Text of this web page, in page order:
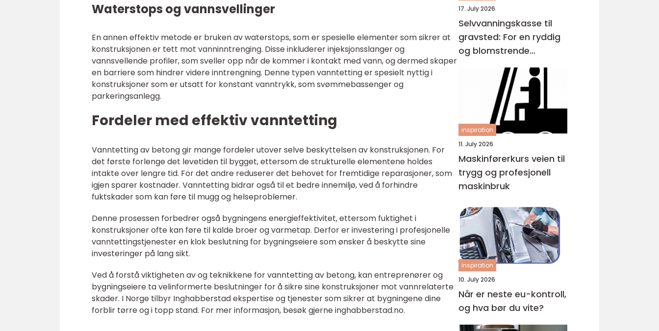
Waterstops og vannsvellinger
En annen effektiv metode er bruken av waterstops, som er spesielle elementer som sikrer at
konstruksjonen er tett mot vanninntrenging. Disse inkluderer injeksjonsslanger og
vannsvellende profiler, som sveller opp når de kommer i kontakt med vann, og dermed skaper
en barriere som hindrer videre inntrengning. Denne typen vanntetting er spesielt nyttig i
konstruksjoner som er utsatt for konstant vanntrykk, som svømmebassenger og
parkeringsanlegg.
Fordeler med effektiv vanntetting
Vanntetting av betong gir mange fordeler utover selve beskyttelsen av konstruksjonen. For
det første forlenge det levetiden til bygget, ettersom de strukturelle elementene holdes
intakte over lengre tid. For det andre reduserer det behovet for fremtidige reparasjoner, som
igjen sparer kostnader. Vanntetting bidrar også til et bedre innemiljø, ved å forhindre
fuktskader som kan føre til mugg og helseproblemer.
Denne prosessen forbedrer også bygningens energieffektivitet, ettersom fuktighet i
konstruksjoner ofte kan føre til kalde broer og varmetap. Derfor er investering i profesjonelle
vanntettingstjenester en klok beslutning for bygningseiere som ønsker å beskytte sine
investeringer på lang sikt.
Ved å forstå viktigheten av og teknikkene for vanntetting av betong, kan entreprenører og
bygningseiere ta velinformerte beslutninger for å sikre sine konstruksjoner mot vannrelaterte
skader. I Norge tilbyr Inghabberstad ekspertise og tjenester som sikrer at bygningene dine
forblir tørre og i topp stand. For mer informasjon, besøk gjerne inghabberstad.no.
17. July 2026
Selvvanningskasse til
gravsted: For en ryddig
og blomstrende
inspiration
11. July 2026
Maskinførerkurs veien til
trygg og profesjonell
maskinbruk
inspiration
10. July 2026
Når er neste eu-kontroll,
og hva bør du vite?